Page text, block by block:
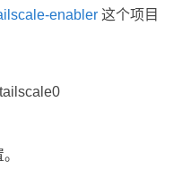
enabler 这个项目